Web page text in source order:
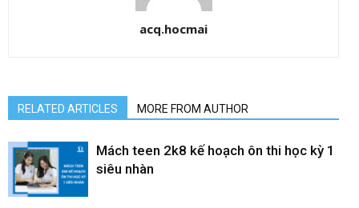
acq.hocmai
RELATED ARTICLES MORE FROM AUTHOR
Mách teen 2k8 kế hoạch ôn thi học kỳ 1
siêu nhàn